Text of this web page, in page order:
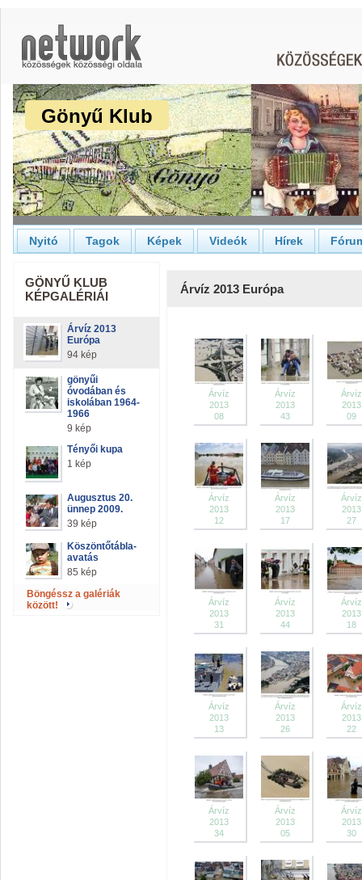
Gönyű Klub
Nyitó Tagok Képek Videók Hírek
GÖNYŰ KLUB
KÉPGALÉRIÁI
Árvíz 2013
Európa
94 kép
gönyűi
óvodában és
iskolában 1964-
1966
9 kép
Tényői kupa
1 kép
Augusztus 20.
ünnep 2009.
39 kép
Köszöntőtábla-
avatás
85 kép
Böngéssz a galériák
között!
Árvíz 2013 Európa
Árvíz
2013
08
Árvíz
2013
43
Árvíz
2013
09
Árvíz
2013
12
Árvíz
2013
17
Árvíz
2013
27
Árvíz
2013
31
Árvíz
2013
44
Árvíz
2013
18
Árvíz
2013
13
Árvíz
2013
26
Árvíz
2013
22
Árvíz
2013
34
Árvíz
2013
05
Árvíz
2013
30